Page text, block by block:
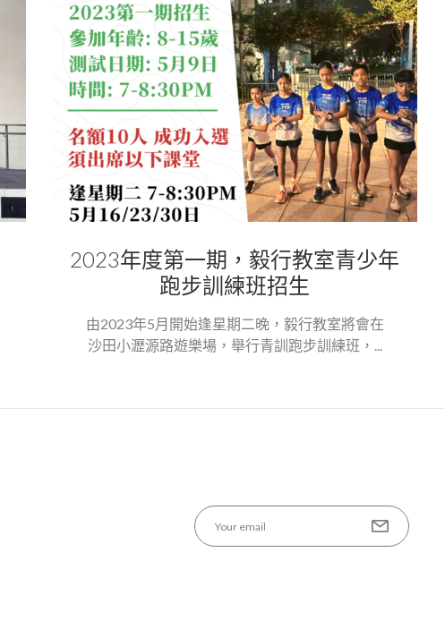
2023年度第一期，毅行教室青少年
跑步訓練班招生
由2023年5月開始逢星期二晚，毅行教室將會在
沙田小瀝源路遊樂場，舉行青訓跑步訓練班，...